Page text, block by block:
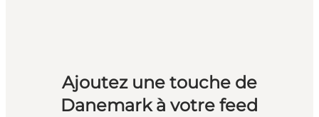
Ajoutez une touche de
Danemark à votre feed